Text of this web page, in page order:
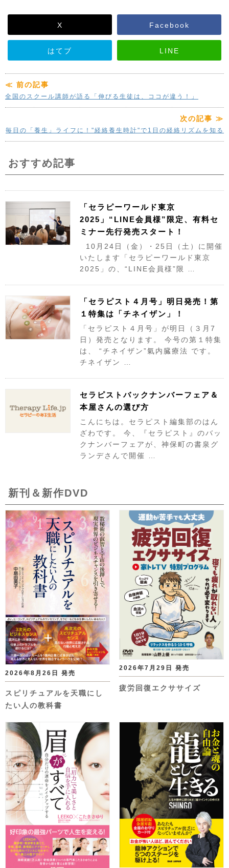
X Facebook
はてブ LINE
≪ 前の記事
全国のスクール講師が語る「伸びる生徒は、ココが違う！」
次の記事 ≫
毎日の「養生」ライフに！"経絡養生時計"で1日の経絡リズムを知る
おすすめ記事
「セラピーワールド東京
2025」“LINE会員様”限定、有料セ
ミナー先行発売スタート！
10月24日（金）・25日（土）に開催
いたします「セラピーワールド東京
2025」の、“LINE会員様”限 …
「セラピスト４月号」明日発売！第
１特集は「チネイザン」！
「セラピスト４月号」が明日（３月7
日）発売となります。 今号の第１特集
は、 “チネイザン”氣内臓療法 です。
チネイザン …
セラピストバックナンバーフェア＆
本屋さんの選び方
こんにちは。セラピスト編集部のはん
ざわです。 今、『セラピスト』のバッ
クナンバーフェアが、神保町の書泉グ
ランデさんで開催 …
新刊＆新作DVD
2026年8月26日 発売
スピリチュアルを天職にし
たい人の教科書
2026年7月29日 発売
疲労回復エクササイズ